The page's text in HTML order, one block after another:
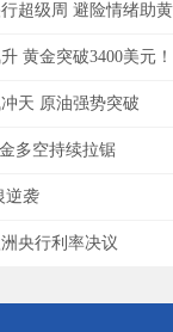
超级周 避险情绪助
黄金突破3400美元！
天 原油强势突破
多空持续拉锯
逆袭
央行利率决议